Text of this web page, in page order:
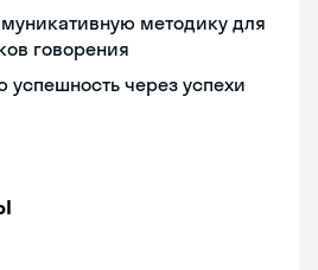
методику для
говорения
успешность через успехи